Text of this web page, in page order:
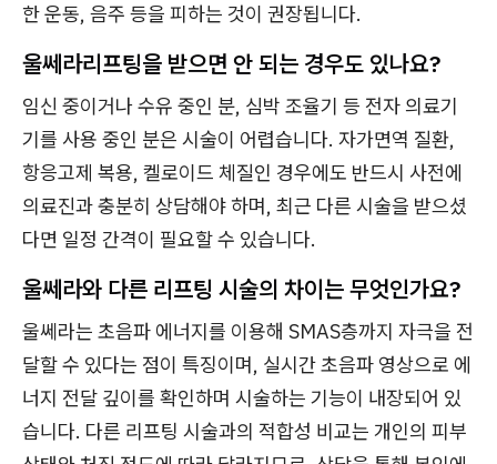
한 운동, 음주 등을 피하는 것이 권장됩니다.
울쎄라리프팅을 받으면 안 되는 경우도 있나요?
임신 중이거나 수유 중인 분, 심박 조율기 등 전자 의료기
기를 사용 중인 분은 시술이 어렵습니다. 자가면역 질환,
항응고제 복용, 켈로이드 체질인 경우에도 반드시 사전에
의료진과 충분히 상담해야 하며, 최근 다른 시술을 받으셨
다면 일정 간격이 필요할 수 있습니다.
울쎄라와 다른 리프팅 시술의 차이는 무엇인가요?
울쎄라는 초음파 에너지를 이용해 SMAS층까지 자극을 전
달할 수 있다는 점이 특징이며, 실시간 초음파 영상으로 에
너지 전달 깊이를 확인하며 시술하는 기능이 내장되어 있
습니다. 다른 리프팅 시술과의 적합성 비교는 개인의 피부